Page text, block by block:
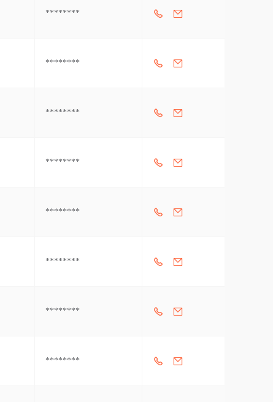
********
********
********
********
********
********
********
********